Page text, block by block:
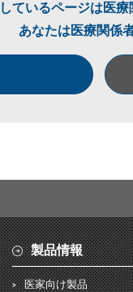
ているページは医療
あなたは医療関係
製品情報
医家向け製品